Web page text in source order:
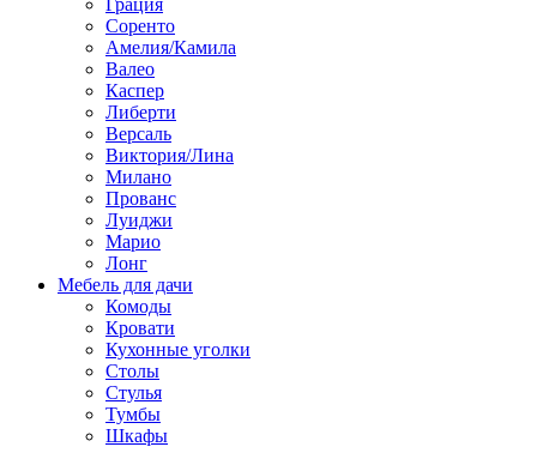
Грация
Соренто
Амелия/Камила
Валео
Каспер
Либерти
Версаль
Виктория/Лина
Милано
Прованс
Луиджи
Марио
Лонг
Мебель для дачи
Комоды
Кровати
Кухонные уголки
Столы
Стулья
Тумбы
Шкафы